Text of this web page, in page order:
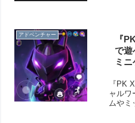
アドベンチャー
『
で遊
ミ
『PK
ャルワ
ムやミ